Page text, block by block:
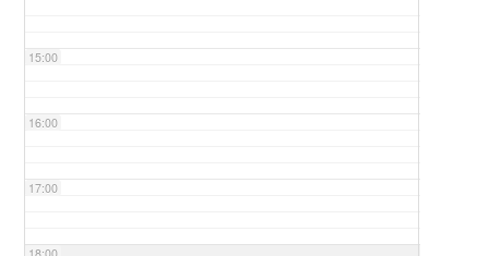
15:00
16:00
17:00